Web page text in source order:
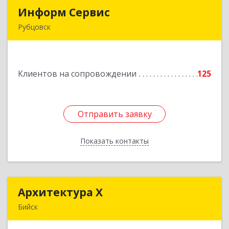
Информ Сервис
Рубцовск
Клиентов на сопровождении 125
Отправить заявку
Показать контакты
Подробнее
Отправить заявку
Назад
Архитектура Х
Бийск